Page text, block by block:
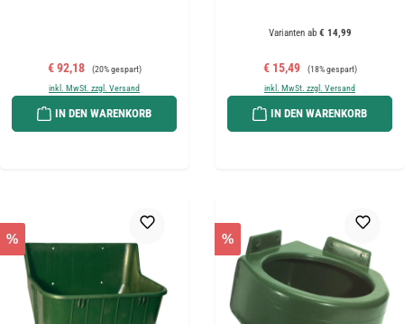
Verkaufspreis:
€ 92,18 Regulärer Preis:
(20% gespart)
inkl. MwSt. zzgl. Versand
IN DEN WARENKORB
Varianten ab€ 14,99
Verkaufspreis:
€ 15,49 Regulärer Preis:
(18% gespart)
inkl. MwSt. zzgl. Versand
IN DEN WARENKORB
% %